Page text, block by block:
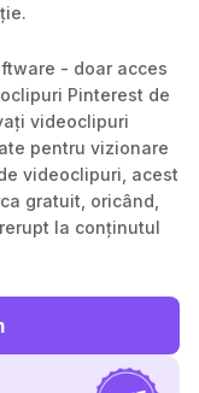
- doar acces
Pinterest de
videoclipuri
pentru vizionare
videoclipuri, acest
gratuit, oricând,
la conținutul